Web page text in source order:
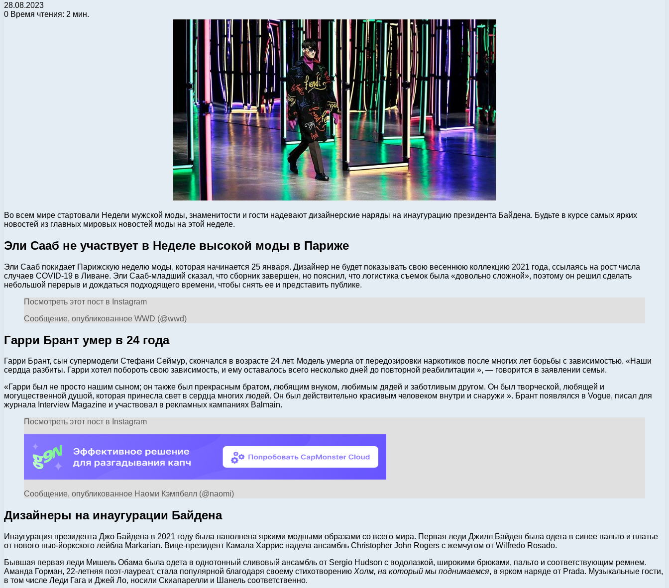
28.08.2023
0 Время чтения: 2 мин.
Во всем мире стартовали Недели мужской моды, знаменитости и гости надевают дизайнерские наряды на инаугурацию президента Байдена. Будьте в курсе самых ярких
новостей из главных мировых новостей моды на этой неделе.
Эли Сааб не участвует в Неделе высокой моды в Париже
Эли Сааб покидает Парижскую неделю моды, которая начинается 25 января. Дизайнер не будет показывать свою весеннюю коллекцию 2021 года, ссылаясь на рост числа
случаев COVID-19 в Ливане. Эли Сааб-младший сказал, что сборник завершен, но пояснил, что логистика съемок была «довольно сложной», поэтому он решил сделать
небольшой перерыв и дождаться подходящего времени, чтобы снять ее и представить публике.
Посмотреть этот пост в Instagram
Сообщение, опубликованное WWD (@wwd)
Гарри Брант умер в 24 года
Гарри Брант, сын супермодели Стефани Сеймур, скончался в возрасте 24 лет. Модель умерла от передозировки наркотиков после многих лет борьбы с зависимостью. «Наши
сердца разбиты. Гарри хотел побороть свою зависимость, и ему оставалось всего несколько дней до повторной реабилитации », — говорится в заявлении семьи.
«Гарри был не просто нашим сыном; он также был прекрасным братом, любящим внуком, любимым дядей и заботливым другом. Он был творческой, любящей и
могущественной душой, которая принесла свет в сердца многих людей. Он был действительно красивым человеком внутри и снаружи ». Брант появлялся в Vogue, писал для
журнала Interview Magazine и участвовал в рекламных кампаниях Balmain.
Посмотреть этот пост в Instagram
Сообщение, опубликованное Наоми Кэмпбелл (@naomi)
Дизайнеры на инаугурации Байдена
Инаугурация президента Джо Байдена в 2021 году была наполнена яркими модными образами со всего мира. Первая леди Джилл Байден была одета в синее пальто и платье
от нового нью-йоркского лейбла Markarian. Вице-президент Камала Харрис надела ансамбль Christopher John Rogers с жемчугом от Wilfredo Rosado.
Бывшая первая леди Мишель Обама была одета в однотонный сливовый ансамбль от Sergio Hudson с водолазкой, широкими брюками, пальто и соответствующим ремнем.
Аманда Горман, 22-летняя поэт-лауреат, стала популярной благодаря своему стихотворению Холм, на который мы поднимаемся, в ярком наряде от Prada. Музыкальные гости,
в том числе Леди Гага и Джей Ло, носили Скиапарелли и Шанель соответственно.